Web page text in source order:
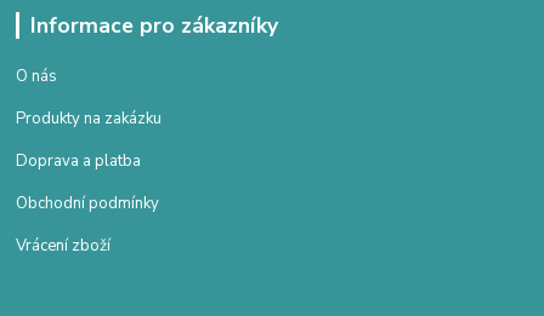
Informace pro zákazníky
O nás
Produkty na zakázku
Doprava a platba
Obchodní podmínky
Vrácení zboží